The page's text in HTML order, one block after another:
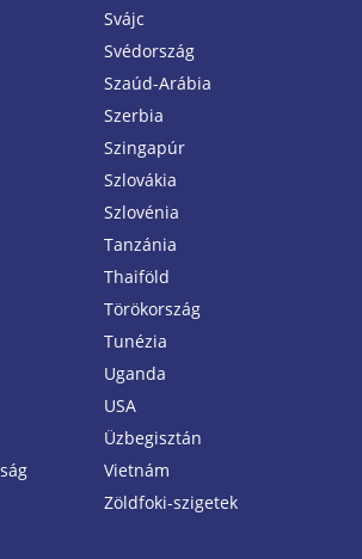
Svájc
Svédország
Szaúd-Arábia
Szerbia
Szingapúr
Szlovákia
Szlovénia
Tanzánia
Thaiföld
Törökország
Tunézia
Uganda
USA
Üzbegisztán
Vietnám
Zöldfoki-szigetek